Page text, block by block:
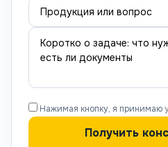
Нажимая кнопку, я принимаю